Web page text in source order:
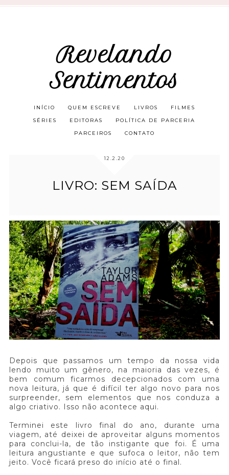
Revelando
Sentimentos
INÍCIO QUEM ESCREVE LIVROS FILMES
SÉRIES EDITORAS POLÍTICA DE PARCERIA
PARCEIROS CONTATO
12.2.20
LIVRO: SEM SAÍDA
Depois que passamos um tempo da nossa vida
lendo muito um gênero, na maioria das vezes, é
bem comum ficarmos decepcionados com uma
nova leitura, já que é difícil ter algo novo para nos
surpreender, sem elementos que nos conduza a
algo criativo. Isso não acontece aqui.
Terminei este livro final do ano, durante uma
viagem, até deixei de aproveitar alguns momentos
para conclui-la, de tão instigante que foi. É uma
leitura angustiante e que sufoca o leitor, não tem
jeito. Você ficará preso do início até o final.